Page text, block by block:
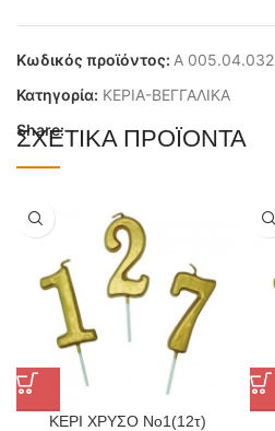
Κωδικός προϊόντος: Α 005.04.032
Κατηγορία: ΚΕΡΙΑ-ΒΕΓΓΑΛΙΚΑ
Share:
ΣΧΕΤΙΚΆ ΠΡΟΪΌΝΤΑ
ΚΕΡΙ ΧΡΥΣΟ Νο1(12τ)